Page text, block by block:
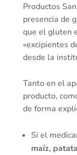
Productos
presencia de
que el gluten
«excipientes
desde la
Tanto en el
producto,
de forma
Si el
maíz,